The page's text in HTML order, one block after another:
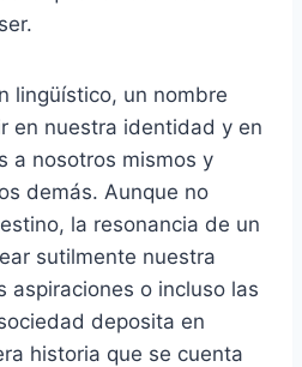
lingüístico, un nombre
en nuestra identidad y en
a nosotros mismos y
demás. Aunque no
la resonancia de un
sutilmente nuestra
aspiraciones o incluso las
deposita en
historia que se cuenta